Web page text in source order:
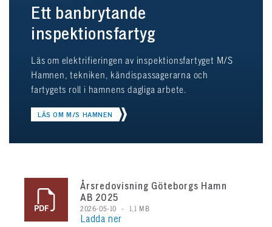
Ett banbrytande
inspektionsfartyg
Läs om elektrifieringen av inspektionsfartyget M/S
Hamnen, tekniken, kändispassagerarna och
fartygets roll i hamnens dagliga arbete.
LÄS OM M/S HAMNEN
Årsredovisning Göteborgs Hamn
AB 2025
2026-05-10 1,1 MB
Ladda ner